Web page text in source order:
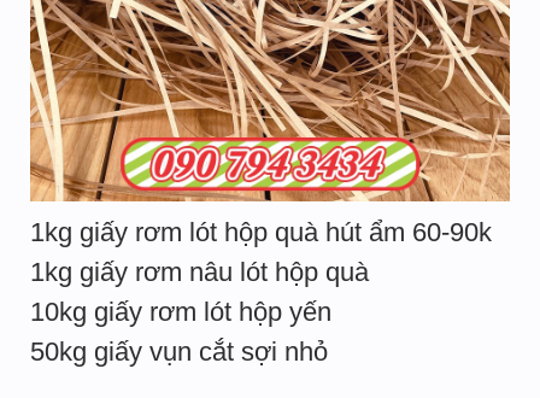
1kg giấy rơm lót hộp quà hút ẩm 60-90k
1kg giấy rơm nâu lót hộp quà
10kg giấy rơm lót hộp yến
50kg giấy vụn cắt sợi nhỏ